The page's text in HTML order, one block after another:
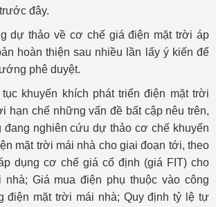
đây.
dự thảo về cơ chế giá điện mặt trời áp
hoàn thiện sau nhiều lần lấy ý kiến để
phê duyệt.
khuyến khích phát triển điện mặt trời
hạn chế những vấn đề bất cập nêu trên,
đang nghiên cứu dự thảo cơ chế khuyến
mặt trời mái nhà cho giai đoạn tới, theo
dụng cơ chế giá cố định (giá FIT) cho
nhà; Giá mua điện phụ thuộc vào công
điện mặt trời mái nhà; Quy định tỷ lệ tự